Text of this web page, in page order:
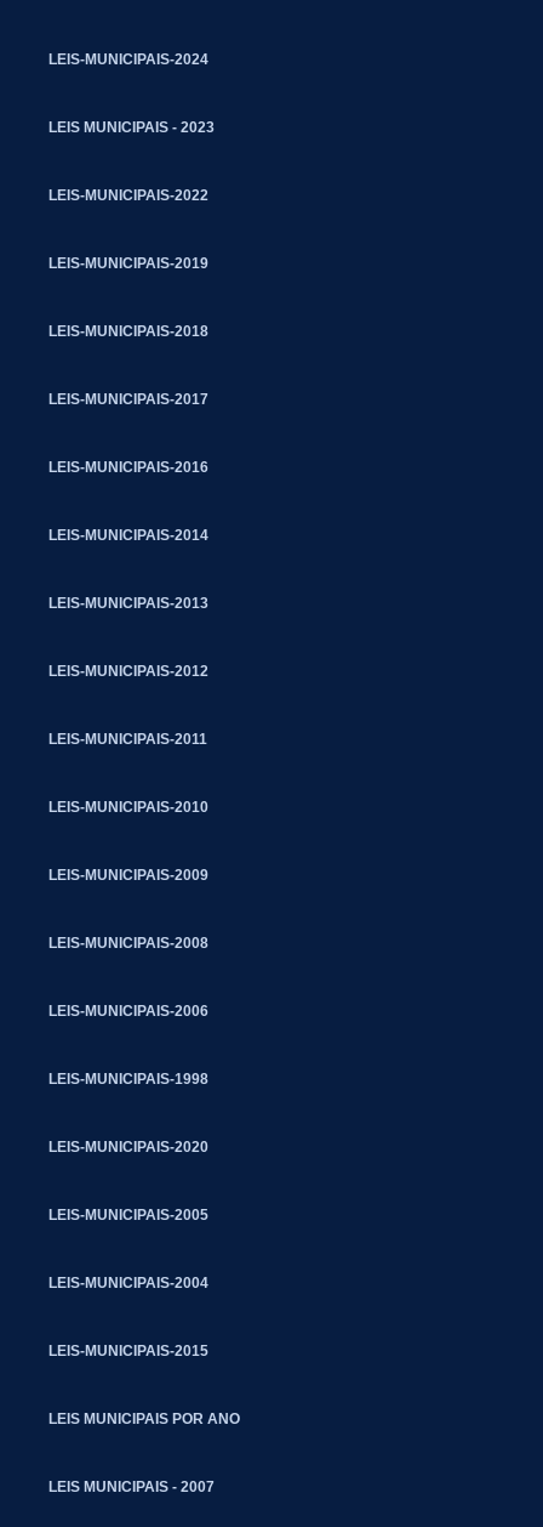
LEIS-MUNICIPAIS-2024
LEIS MUNICIPAIS - 2023
LEIS-MUNICIPAIS-2022
LEIS-MUNICIPAIS-2019
LEIS-MUNICIPAIS-2018
LEIS-MUNICIPAIS-2017
LEIS-MUNICIPAIS-2016
LEIS-MUNICIPAIS-2014
LEIS-MUNICIPAIS-2013
LEIS-MUNICIPAIS-2012
LEIS-MUNICIPAIS-2011
LEIS-MUNICIPAIS-2010
LEIS-MUNICIPAIS-2009
LEIS-MUNICIPAIS-2008
LEIS-MUNICIPAIS-2006
LEIS-MUNICIPAIS-1998
LEIS-MUNICIPAIS-2020
LEIS-MUNICIPAIS-2005
LEIS-MUNICIPAIS-2004
LEIS-MUNICIPAIS-2015
LEIS MUNICIPAIS POR ANO
LEIS MUNICIPAIS - 2007